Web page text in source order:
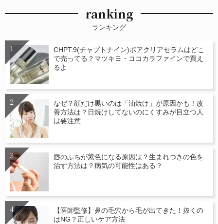
ranking
ランキング
CHPT.9(チャプトナイン)ポアクリアセラムはどこ
で売ってる？マツキヨ・ココカラファインで買え
るよ
なぜ？顔だけ黒いのは「油焼け」が原因かも！改
善方法は？日焼けしてないのにくすみが目立つ人
は要注意
唇のふちが紫色になる原因は？生まれつきの色を
治す方法は？病気の可能性はある？
【医師監修】鼻の毛穴から毛が出てきた！抜くの
はNG？正しいケア方法